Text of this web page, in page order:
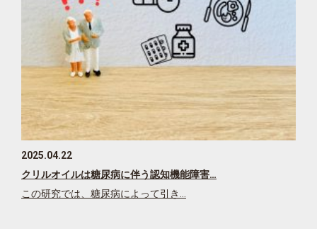
2025.04.22
クリルオイルは糖尿病に伴う認知機能障害…
この研究では、糖尿病によって引き…